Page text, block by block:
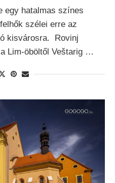
egy hatalmas színes
szélei erre az
kisvárosra. Rovinj
Lim-öböltől Veštarig …